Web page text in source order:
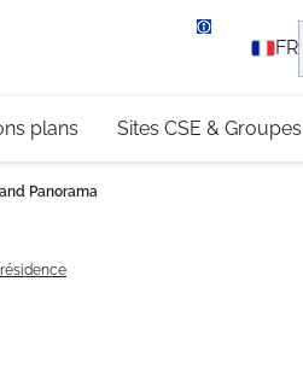
+33 (0)4 79 96 30 69
FR
plans Sites CSE & Groupes
Panorama